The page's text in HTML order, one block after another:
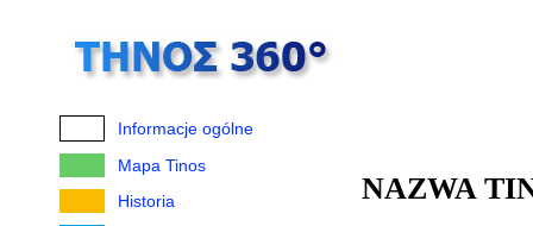
Informacje ogólne
Mapa Tinos
Historia
NAZWA